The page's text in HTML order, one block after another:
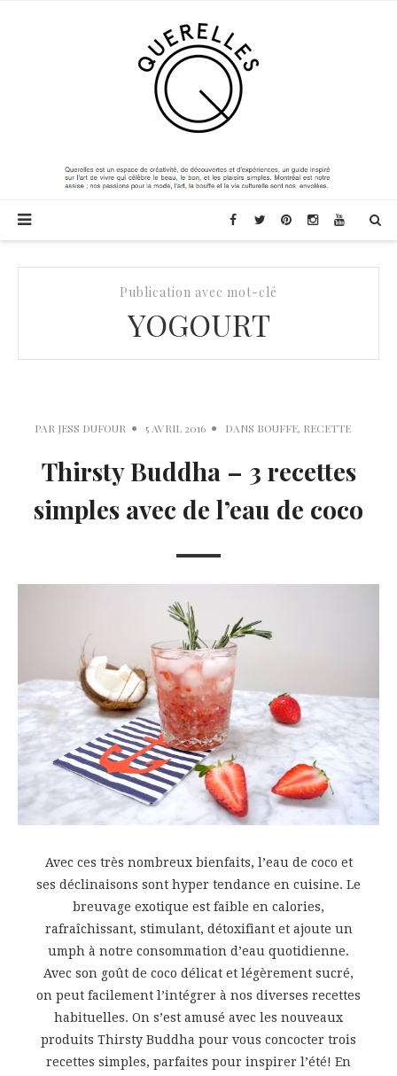
Publication avec mot-clé
YOGOURT
PAR JESS DUFOUR 5 AVRIL 2016 DANS BOUFFE, RECETTE
Thirsty Buddha – 3 recettes
simples avec de l’eau de coco
Avec ces très nombreux bienfaits, l’eau de coco et
ses déclinaisons sont hyper tendance en cuisine. Le
breuvage exotique est faible en calories,
rafraîchissant, stimulant, détoxifiant et ajoute un
umph à notre consommation d’eau quotidienne.
Avec son goût de coco délicat et légèrement sucré,
on peut facilement l’intégrer à nos diverses recettes
habituelles. On s’est amusé avec les nouveaux
produits Thirsty Buddha pour vous concocter trois
recettes simples, parfaites pour inspirer l’été! En